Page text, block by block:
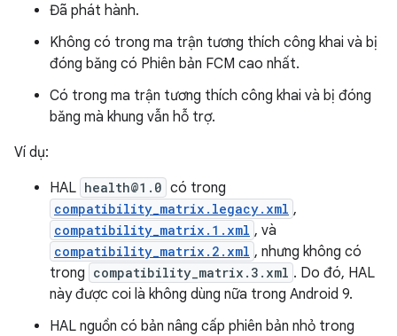
Đã phát hành.
Không có trong ma trận tương thích công khai và bị
đóng băng có Phiên bản FCM cao nhất.
Có trong ma trận tương thích công khai và bị đóng
băng mà khung vẫn hỗ trợ.
Ví dụ:
HAL health@1.0 có trong
compatibility_matrix.legacy.xml ,
compatibility_matrix.1.xml , và
compatibility_matrix.2.xml , nhưng không có
trong compatibility_matrix.3.xml . Do đó, HAL
này được coi là không dùng nữa trong Android 9.
HAL nguồn có bản nâng cấp phiên bản nhỏ trong